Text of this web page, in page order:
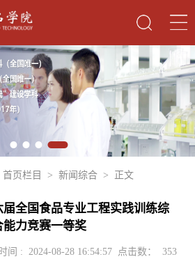
首页栏目 > 新闻综合 > 正文
全国食品专业工程实践训练综
能力竞赛一等奖
间 : 2024-08-28 16:54:57 点击数： 353